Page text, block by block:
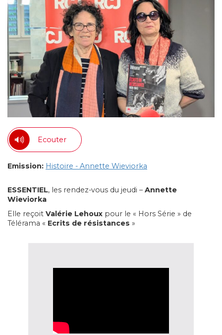
Ecouter
Emission: Histoire - Annette Wieviorka
ESSENTIEL, les rendez-vous du jeudi –Annette
Wieviorka
Elle reçoit Valérie Lehoux pour le « Hors Série » de
Télérama « Ecrits de résistances »